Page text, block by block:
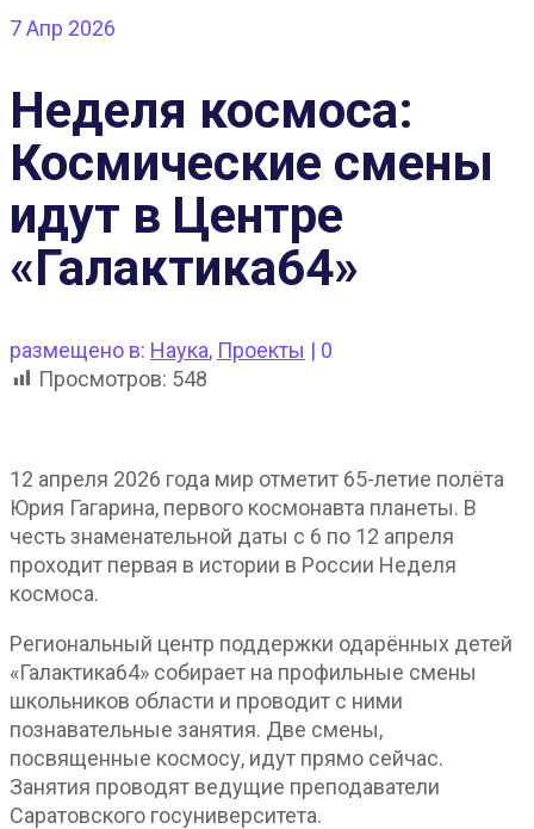
7Апр 2026
Неделя космоса:
Космические смены
идут в Центре
«Галактика64»
размещено в: Наука, Проекты | 0
Просмотров: 548
12 апреля 2026 года мир отметит 65-летие полёта
Юрия Гагарина, первого космонавта планеты. В
честь знаменательной даты с 6 по 12 апреля
проходит первая в истории в России Неделя
космоса.
Региональный центр поддержки одарённых детей
«Галактика64» собирает на профильные смены
школьников области и проводит с ними
познавательные занятия. Две смены,
посвященные космосу, идут прямо сейчас.
Занятия проводят ведущие преподаватели
Саратовского госуниверситета.